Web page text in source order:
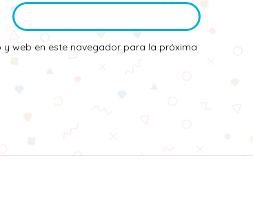
web en este navegador para la próxima